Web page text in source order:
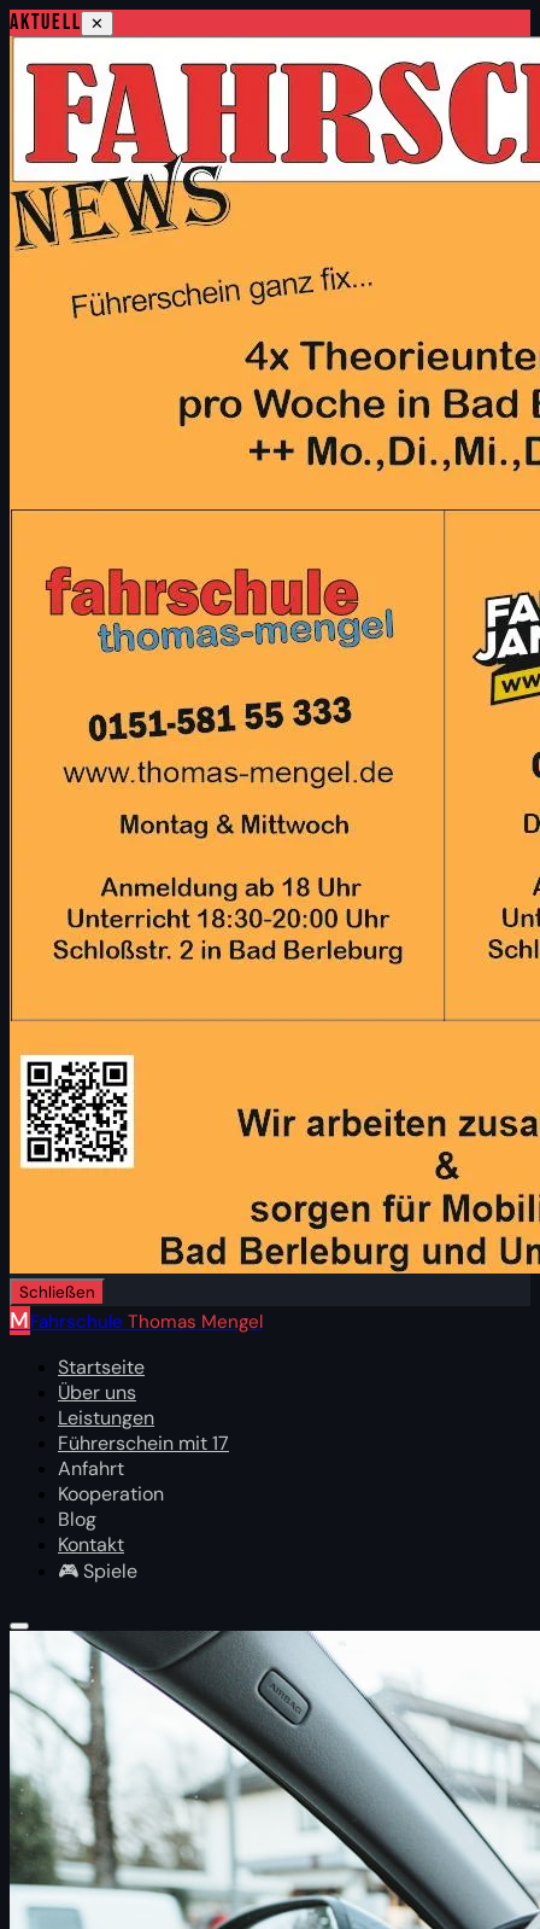
Aktuell ✕
Schließen
MFahrschule Thomas Mengel
Startseite
Über uns
Leistungen
Führerschein mit 17
Anfahrt
Kooperation
Blog
Kontakt
🎮 Spiele
Startseite
Über uns
Leistungen
Führerschein mit 17
Anfahrt
Kooperation
Blog
Kontakt
🎮 Spiele